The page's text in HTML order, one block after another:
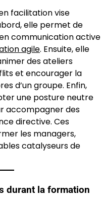
facilitation vise
elle permet de
communication active
agile. Ensuite, elle
des ateliers
et encourager la
d’un groupe. Enfin,
une posture neutre
accompagner des
directive. Ces
les managers,
catalyseurs de
durant la formation